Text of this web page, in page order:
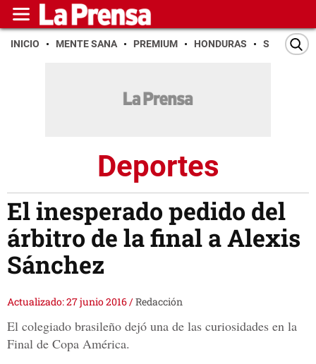
INICIO MENTE SANA PREMIUM HONDURAS SAN PEDRO
Deportes
El inesperado pedido del
árbitro de la final a Alexis
Sánchez
Actualizado: 27 junio 2016/Redacción
El colegiado brasileño dejó una de las curiosidades en la
Final de Copa América.